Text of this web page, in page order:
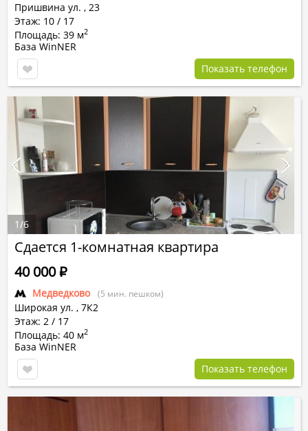
Пришвина ул. , 23
Этаж: 10 / 17
Площадь: 39 м2
База WinNER
Показать телефон
Сдается 1-комнатная квартира
Медведково (5 мин. пешком)
Широкая ул. , 7К2
Этаж: 2 / 17
Площадь: 40 м2
40 000Р
База WinNER
Показать телефон
1/6